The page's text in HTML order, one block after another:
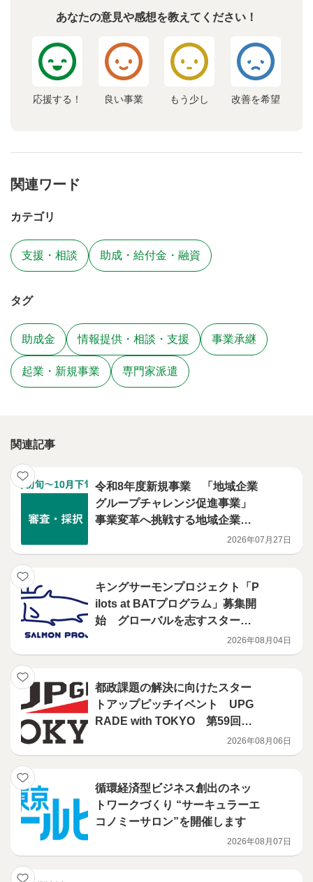
あなたの意見や感想を教えてください！
応援する！ 良い事業 もう少し 改善を希望
関連ワード
カテゴリ
支援・相談 助成・給付金・融資
タグ
助成金 情報提供・相談・支援 事業承継
起業・新規事業 専門家派遣
関連記事
令和8年度新規事業 「地域企業
グループチャレンジ促進事業」
事業変革へ挑戦する地域企業グ
2026年07月27日
キングサーモンプロジェクト「P
ilots at BATプログラム」募集開
始 グローバルを志すスタート
アップに対し、ニューヨークで
の現地支援プログラムを展開
2026年08月04日
都政課題の解決に向けたスター
トアップピッチイベント UPG
RADE with TOKYO 第59回開
2026年08月06日
循環経済型ビジネス創出のネッ
トワークづくり “サーキュラーエ
コノミーサロン”を開催します
2026年08月07日